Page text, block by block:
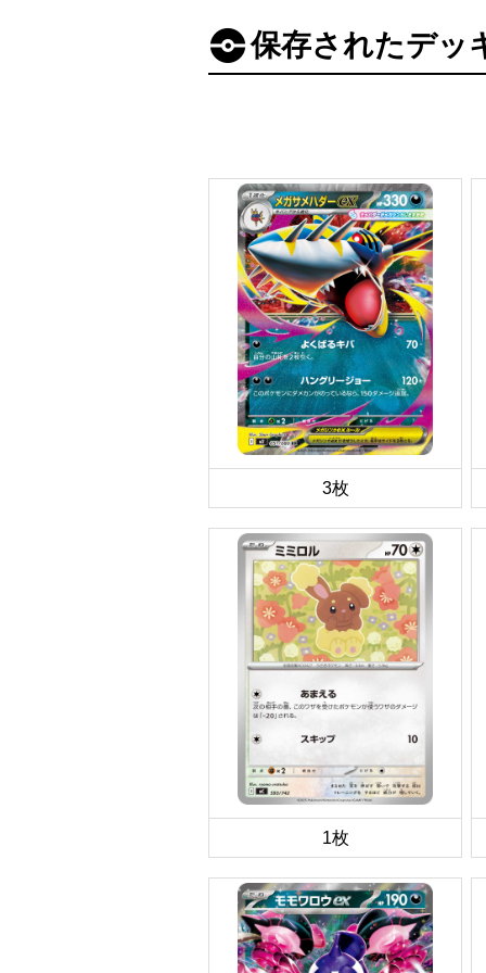
保存されたデッ
3枚
1枚